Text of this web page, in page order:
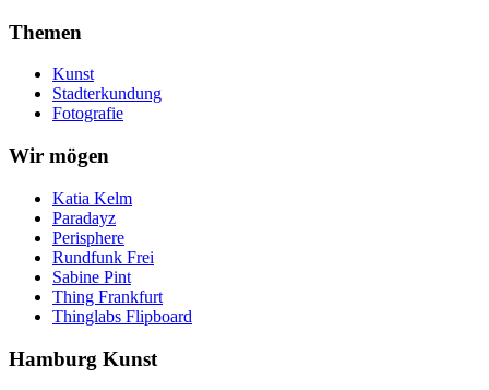
Themen
Kunst
Stadterkundung
Fotografie
Wir mögen
Katia Kelm
Paradayz
Perisphere
Rundfunk Frei
Sabine Pint
Thing Frankfurt
Thinglabs Flipboard
Hamburg Kunst